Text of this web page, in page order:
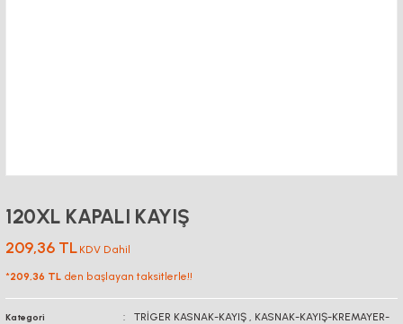
120XL KAPALI KAYIŞ
209,36 TL KDV Dahil
*209,36 TL den başlayan taksitlerle!!
Kategori TRİGER KASNAK-KAYIŞ , KASNAK-KAYIŞ-KREMAYER-